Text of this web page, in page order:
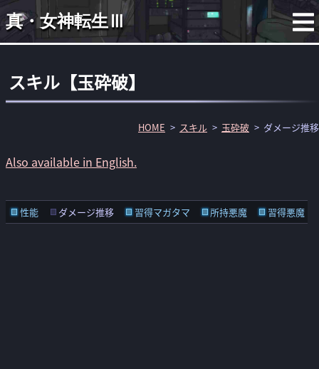
真・女神転生Ⅲ
スキル【玉砕破】
HOME スキル 玉砕破 ダメージ推移
Also available in English.
性能 ダメージ推移 習得マガタマ 所持悪魔 習得悪魔